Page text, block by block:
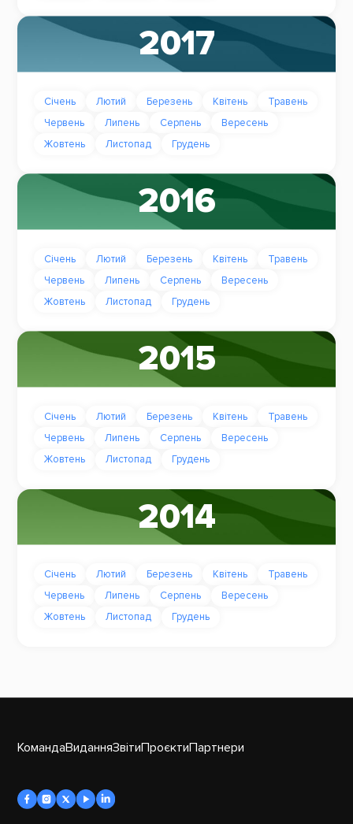
2017
Січень Лютий Березень Квітень
Травень
Червень
Липень Серпень
Вересень
Жовтень
Листопад Грудень
2016
Січень Лютий Березень Квітень
Травень
Червень
Липень Серпень
Вересень
Жовтень
Листопад Грудень
2015
Січень Лютий Березень Квітень
Травень
Червень
Липень Серпень
Вересень
Жовтень
Листопад Грудень
2014
Січень Лютий Березень Квітень
Травень
Червень
Липень Серпень
Вересень
Жовтень
Листопад Грудень
КомандаВиданняЗвітиПроєктиПартнери